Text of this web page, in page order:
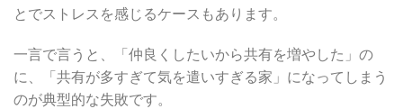
とでストレスを感じるケースもあります。
一言で言うと、「仲良くしたいから共有を増やした」の
に、「共有が多すぎて気を遣いすぎる家」になってしまう
のが典型的な失敗です。